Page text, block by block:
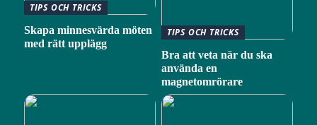
TIPS OCH TRICKS
Skapa minnesvärda möten
med rätt upplägg
TIPS OCH TRICKS
Bra att veta när du ska
använda en
magnetomrörare